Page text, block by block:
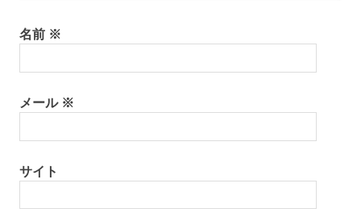
名前 ※
メール ※
サイト